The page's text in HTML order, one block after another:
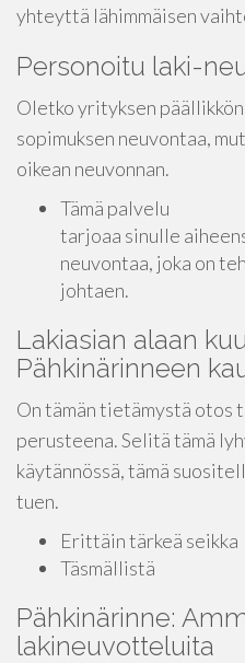
yhteyttä lähimmäisen
Personoitu laki-
Oletko yrityksen
sopimuksen neuvontaa,
oikean neuvonnan.
Tämä palvelu
tarjoaa sinulle
neuvontaa, joka on
johtaen.
Lakiasian alaan
Pähkinärinneen
On tämän tietämystä otos
perusteena. Selitä tämä
käytännössä, tämä
tuen.
Erittäin tärkeä seikka
Täsmällistä
Pähkinärinne:
lakineuvotteluita